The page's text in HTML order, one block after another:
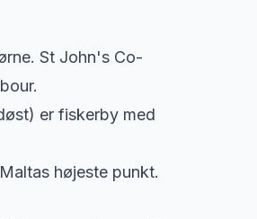
St John's Co-
er fiskerby med
højeste punkt.